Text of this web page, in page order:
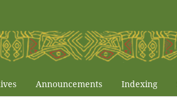
Announcements Indexing